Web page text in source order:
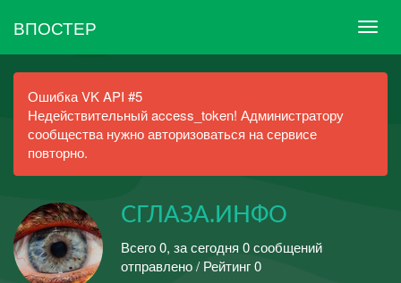
ВПОСТЕР
Ошибка VK API #5
Недействительный access_token! Администратору
сообщества нужно авторизоваться на сервисе
повторно.
СГЛАЗА.ИНФО
Всего 0, за сегодня 0 сообщений
отправлено / Рейтинг 0